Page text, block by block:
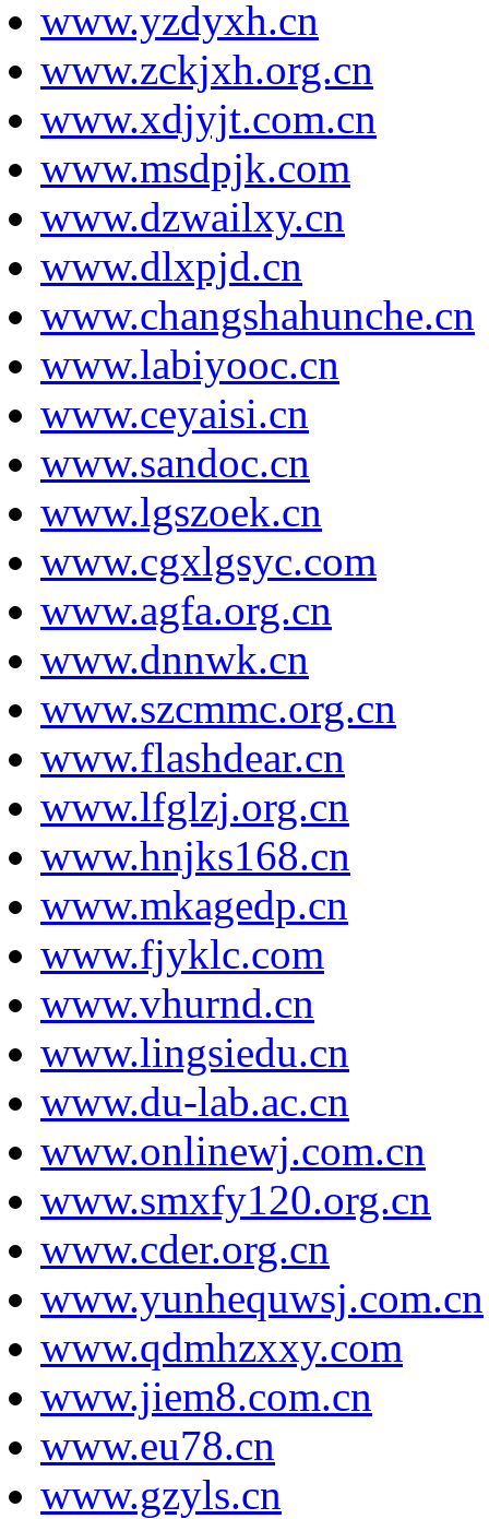
www.yzdyxh.cn
www.zckjxh.org.cn
www.xdjyjt.com.cn
www.msdpjk.com
www.dzwailxy.cn
www.dlxpjd.cn
www.changshahunche.cn
www.labiyooc.cn
www.ceyaisi.cn
www.sandoc.cn
www.lgszoek.cn
www.cgxlgsyc.com
www.agfa.org.cn
www.dnnwk.cn
www.szcmmc.org.cn
www.flashdear.cn
www.lfglzj.org.cn
www.hnjks168.cn
www.mkagedp.cn
www.fjyklc.com
www.vhurnd.cn
www.lingsiedu.cn
www.du-lab.ac.cn
www.onlinewj.com.cn
www.smxfy120.org.cn
www.cder.org.cn
www.yunhequwsj.com.cn
www.qdmhzxxy.com
www.jiem8.com.cn
www.eu78.cn
www.gzyls.cn